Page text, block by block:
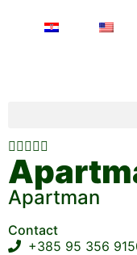

Apartman
Contact
+385 95 356